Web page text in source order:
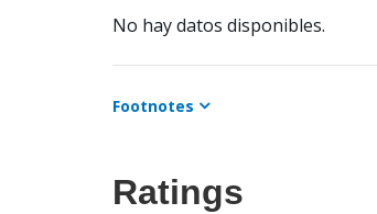
No hay datos disponibles.
Footnotes
Ratings